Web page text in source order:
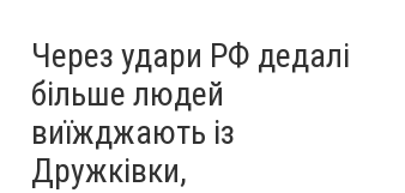
Через удари РФ дедалі
більше людей
виїжджають із
Дружківки,